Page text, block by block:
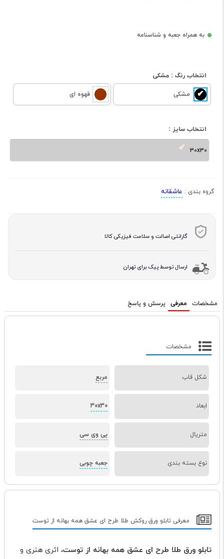
به همراه جعبه و شناسنامه
انتخاب رنگ : مشکی
مشکی قهوه ای
انتخاب سایز :
30x30
گروه بندی : عاشقانه
گارانتی اصالت و سلامت فیزیکی کالا
ارسال توسط پیک برای تهران
مشخصات معرفی پرسش و پاسخ
مشخصات
شکل قاب مربع
ابعاد 30x30
متریال پی وی سی
نوع بسته بندی جعبه چوبی
معرفی تابلو ورق روکش طلا طرح ای عشق همه بهانه از توست
تابلو ورق طلا طرح ای عشق همه بهانه از توست، اثری هنری و